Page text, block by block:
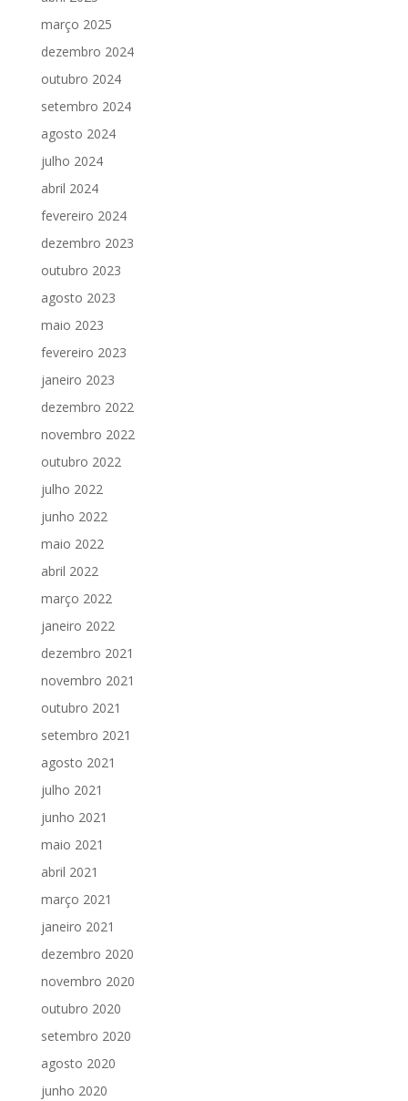
março 2025
dezembro 2024
outubro 2024
setembro 2024
agosto 2024
julho 2024
abril 2024
fevereiro 2024
dezembro 2023
outubro 2023
agosto 2023
maio 2023
fevereiro 2023
janeiro 2023
dezembro 2022
novembro 2022
outubro 2022
julho 2022
junho 2022
maio 2022
abril 2022
março 2022
janeiro 2022
dezembro 2021
novembro 2021
outubro 2021
setembro 2021
agosto 2021
julho 2021
junho 2021
maio 2021
abril 2021
março 2021
janeiro 2021
dezembro 2020
novembro 2020
outubro 2020
setembro 2020
agosto 2020
junho 2020